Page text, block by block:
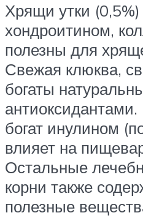
Хрящи утки
хондроитином,
полезны для
Свежая клюква,
богаты
богат инулином
влияет на
Остальные
корни также
полезные